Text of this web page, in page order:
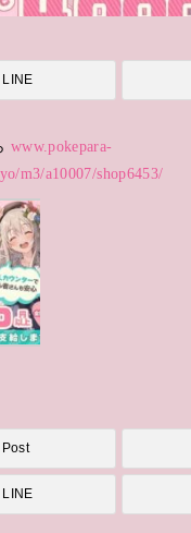
LINE
www.pokepara-
m3/a10007/shop6453/
Post
LINE